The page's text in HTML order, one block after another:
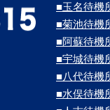
■玉名待機
■菊池待機
■阿蘇待機
■宇城待機
■八代待機
■水俣待機